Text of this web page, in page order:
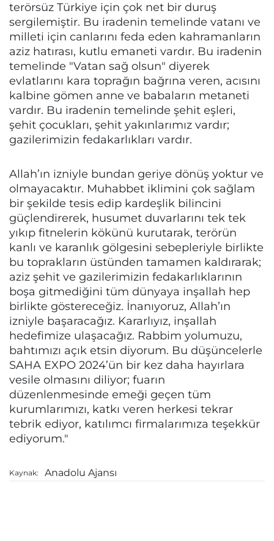
terörsüz Türkiye için çok net bir duruş
sergilemiştir. Bu iradenin temelinde vatanı ve
milleti için canlarını feda eden kahramanların
aziz hatırası, kutlu emaneti vardır. Bu iradenin
temelinde "Vatan sağ olsun" diyerek
evlatlarını kara toprağın bağrına veren, acısını
kalbine gömen anne ve babaların metaneti
vardır. Bu iradenin temelinde şehit eşleri,
şehit çocukları, şehit yakınlarımız vardır;
gazilerimizin fedakarlıkları vardır.
Allah’ın izniyle bundan geriye dönüş yoktur ve
olmayacaktır. Muhabbet iklimini çok sağlam
bir şekilde tesis edip kardeşlik bilincini
güçlendirerek, husumet duvarlarını tek tek
yıkıp fitnelerin kökünü kurutarak, terörün
kanlı ve karanlık gölgesini sebepleriyle birlikte
bu toprakların üstünden tamamen kaldırarak;
aziz şehit ve gazilerimizin fedakarlıklarının
boşa gitmediğini tüm dünyaya inşallah hep
birlikte göstereceğiz. İnanıyoruz, Allah’ın
izniyle başaracağız. Kararlıyız, inşallah
hedefimize ulaşacağız. Rabbim yolumuzu,
bahtımızı açık etsin diyorum. Bu düşüncelerle
SAHA EXPO 2024’ün bir kez daha hayırlara
vesile olmasını diliyor; fuarın
düzenlenmesinde emeği geçen tüm
kurumlarımızı, katkı veren herkesi tekrar
tebrik ediyor, katılımcı firmalarımıza teşekkür
ediyorum."
Kaynak: Anadolu Ajansı